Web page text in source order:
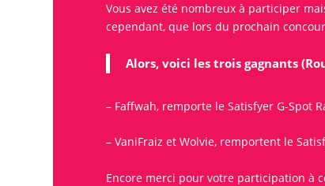
Vous avez été nombreux à participer
cependant, que lors du prochain
Alors, voici les trois gagnants
– Faffwah, remporte le SatisfyerG-Spot
– VaniFraiz et Wolvie, remportent le
Encore merci pour votre participation à